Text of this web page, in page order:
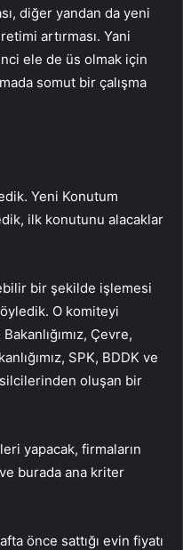
diğer yandan da yeni
artırması. Yani
ele de üs olmak için
somut bir çalışma
Yeni Konutum
ilk konutunu alacaklar
bir şekilde işlemesi
O komiteyi
Çevre,
SPK, BDDK ve
oluşan bir
yapacak, firmaların
burada ana kriter
önce sattığı evin fiyatı